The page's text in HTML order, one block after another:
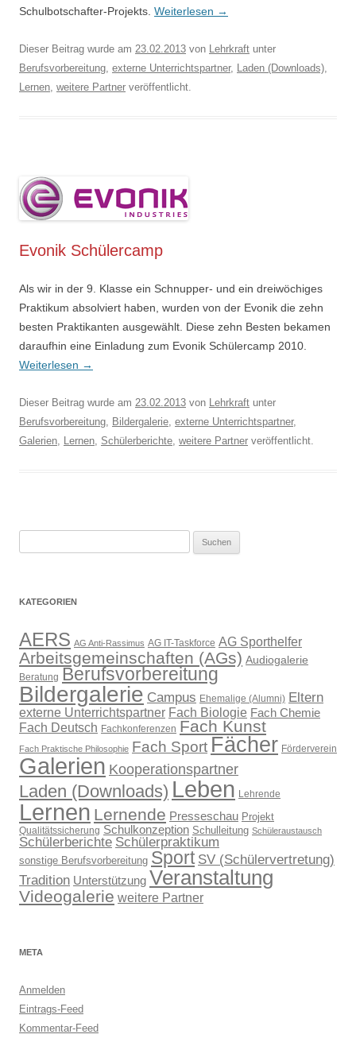
Schulbotschafter-Projekts. Weiterlesen →
Dieser Beitrag wurde am 23.02.2013 von Lehrkraft unter
Berufsvorbereitung, externe Unterrichtspartner, Laden (Downloads),
Lernen, weitere Partner veröffentlicht.
Evonik Schülercamp
Als wir in der 9. Klasse ein Schnupper- und ein dreiwöchiges
Praktikum absolviert haben, wurden von der Evonik die zehn
besten Praktikanten ausgewählt. Diese zehn Besten bekamen
daraufhin eine Einladung zum Evonik Schülercamp 2010.
Weiterlesen →
Dieser Beitrag wurde am 23.02.2013 von Lehrkraft unter
Berufsvorbereitung, Bildergalerie, externe Unterrichtspartner,
Galerien, Lernen, Schülerberichte, weitere Partner veröffentlicht.
KATEGORIEN
AERS AG Anti-Rassimus AG IT-Taskforce AG Sporthelfer
Arbeitsgemeinschaften (AGs) Audiogalerie
Beratung Berufsvorbereitung
Bildergalerie Campus Ehemalige (Alumni) Eltern
externe Unterrichtspartner Fach Biologie Fach Chemie
Fach Deutsch Fachkonferenzen Fach Kunst
Fach Praktische Philosophie Fach Sport Fächer Förderverein
Galerien Kooperationspartner
Laden (Downloads) Leben Lehrende
Lernen Lernende Presseschau Projekt
Qualitätssicherung Schulkonzeption Schulleitung Schüleraustausch
Schülerberichte Schülerpraktikum
sonstige Berufsvorbereitung Sport SV (Schülervertretung)
Tradition Unterstützung Veranstaltung
Videogalerie weitere Partner
META
Anmelden
Eintrags-Feed
Kommentar-Feed